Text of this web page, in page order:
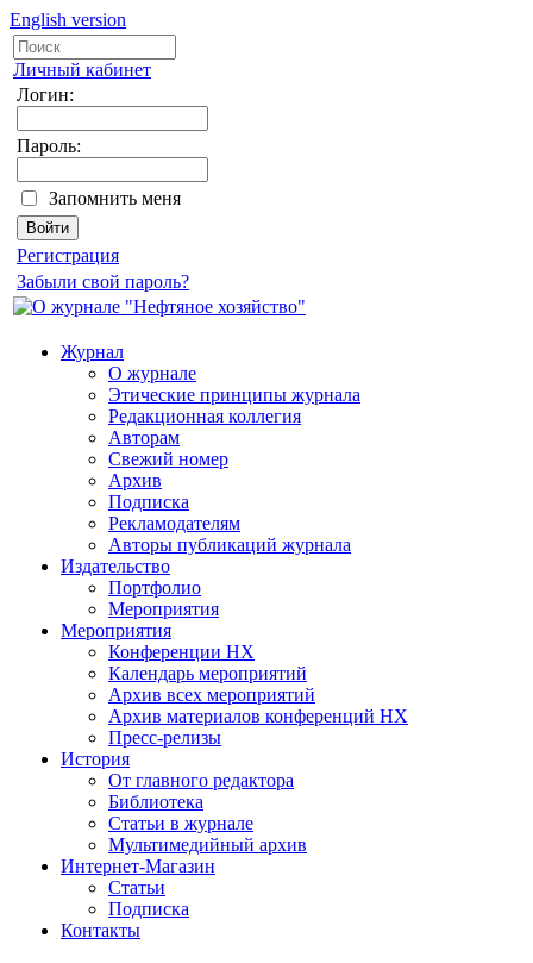
English version
Личный кабинет
Логин:
Пароль:
Запомнить меня
Регистрация
Забыли свой пароль?
Журнал
О журнале
Этические принципы журнала
Редакционная коллегия
Авторам
Свежий номер
Архив
Подписка
Рекламодателям
Авторы публикаций журнала
Издательство
Портфолио
Мероприятия
Мероприятия
Конференции НХ
Календарь мероприятий
Архив всех мероприятий
Архив материалов конференций НХ
Пресс-релизы
История
От главного редактора
Библиотека
Статьи в журнале
Мультимедийный архив
Интернет-Магазин
Статьи
Подписка
Контакты